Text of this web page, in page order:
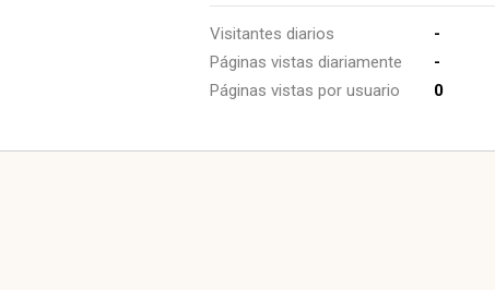
Visitantes diarios
-
Páginas vistas diariamente
-
Páginas vistas por usuario
0